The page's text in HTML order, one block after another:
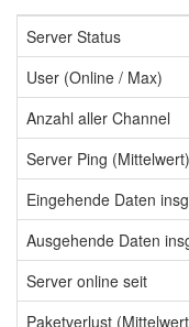
Server Status
User (Online / Max)
Anzahl aller Channel
Server Ping (Mittelwert)
Eingehende Daten
Ausgehende Daten
Server online seit
Paketverlust